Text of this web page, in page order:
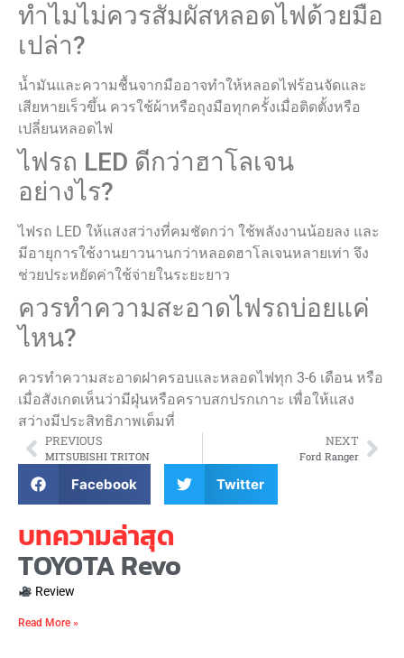
ทำไมไม่ควรสัมผัสหลอดไฟด้วยมือ
เปล่า?
น้ำมันและความชื้นจากมืออาจทำให้หลอดไฟร้อนจัดและ
เสียหายเร็วขึ้น ควรใช้ผ้าหรือถุงมือทุกครั้งเมื่อติดตั้งหรือ
เปลี่ยนหลอดไฟ
ไฟรถ LED ดีกว่าฮาโลเจน
อย่างไร?
ไฟรถ LED ให้แสงสว่างที่คมชัดกว่า ใช้พลังงานน้อยลง และ
มีอายุการใช้งานยาวนานกว่าหลอดฮาโลเจนหลายเท่า จึง
ช่วยประหยัดค่าใช้จ่ายในระยะยาว
ควรทำความสะอาดไฟรถบ่อยแค่
ไหน?
ควรทำความสะอาดฝาครอบและหลอดไฟทุก 3-6 เดือน หรือ
เมื่อสังเกตเห็นว่ามีฝุ่นหรือคราบสกปรกเกาะ เพื่อให้แสง
สว่างมีประสิทธิภาพเต็มที่
PREVIOUS
MITSUBISHI TRITON
NEXT
Ford Ranger
Facebook Twitter
บทความล่าสุด
TOYOTA Revo
Review
Read More »